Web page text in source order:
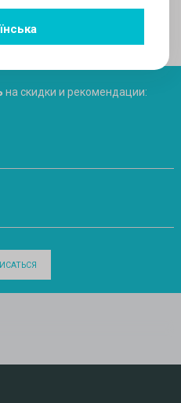
на скидки и рекомендации: